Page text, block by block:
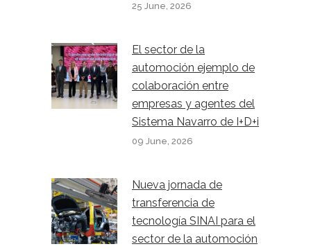
25 June, 2026
El sector de la
automoción ejemplo de
colaboración entre
empresas y agentes del
Sistema Navarro de I+D+i
09 June, 2026
Nueva jornada de
transferencia de
tecnología SINAI para el
sector de la automoción